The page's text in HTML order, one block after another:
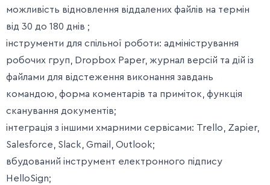
можливість відновлення віддалених файлів на термін
від 30 до 180 днів ;
інструменти для спільної роботи: адміністрування
робочих груп, Dropbox Paper, журнал версій та дій із
файлами для відстеження виконання завдань
командою, форма коментарів та приміток, функція
сканування документів;
інтеграція з іншими хмарними сервісами: Trello, Zapier,
Salesforce, Slack, Gmail, Outlook;
вбудований інструмент електронного підпису
HelloSign;